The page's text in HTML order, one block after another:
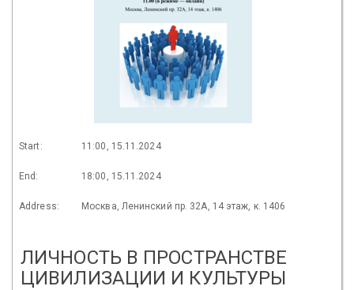
Start: 11:00, 15.11.2024
End: 18:00, 15.11.2024
Address: Москва, Ленинский пр. 32А, 14 этаж, к. 1406
ЛИЧНОСТЬ В ПРОСТРАНСТВЕ
ЦИВИЛИЗАЦИИ И КУЛЬТУРЫ